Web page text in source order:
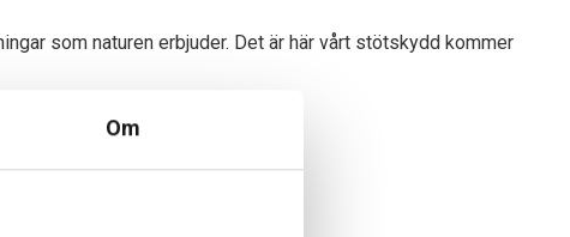
Om
som naturen erbjuder. Det är här vårt stötskydd kommer